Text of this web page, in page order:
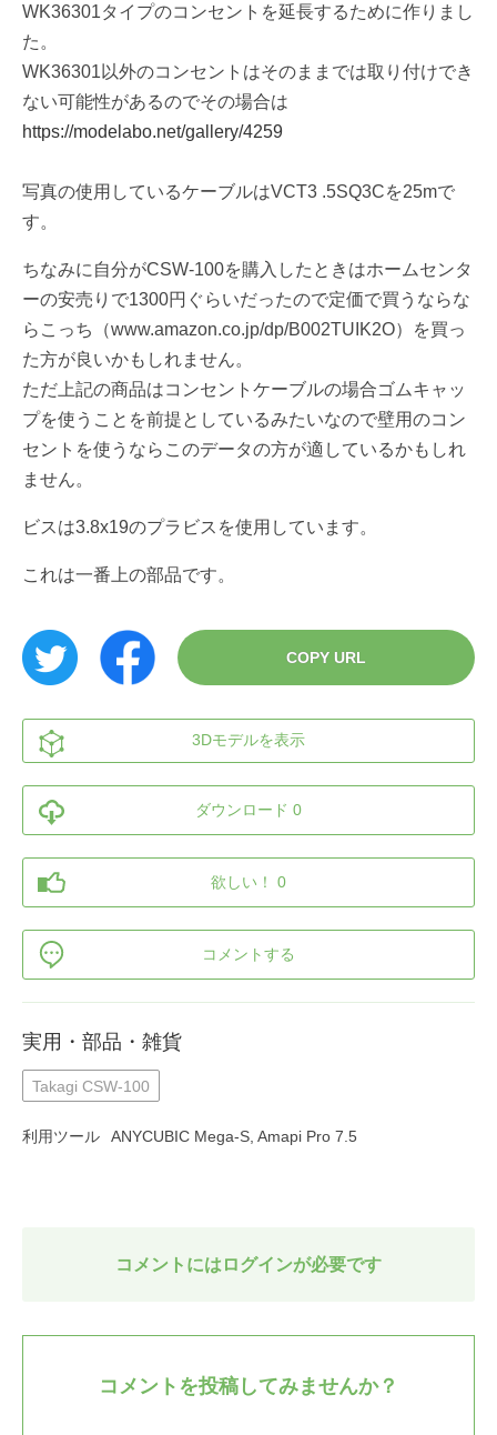
WK36301タイプのコンセントを延長するために作りまし
た。
WK36301以外のコンセントはそのままでは取り付けでき
ない可能性があるのでその場合は
https://modelabo.net/gallery/4259
写真の使用しているケーブルはVCT3 .5SQ3Cを25mで
す。
ちなみに自分がCSW-100を購入したときはホームセンタ
ーの安売りで1300円ぐらいだったので定価で買うならな
らこっち（www.amazon.co.jp/dp/B002TUIK2O）を買っ
た方が良いかもしれません。
ただ上記の商品はコンセントケーブルの場合ゴムキャッ
プを使うことを前提としているみたいなので壁用のコン
セントを使うならこのデータの方が適しているかもしれ
ません。
ビスは3.8x19のプラビスを使用しています。
これは一番上の部品です。
COPY URL
3Dモデルを表示
ダウンロード 0
欲しい！ 0
コメントする
実用・部品・雑貨
Takagi CSW-100
利用ツール ANYCUBIC Mega-S, Amapi Pro 7.5
コメントにはログインが必要です
コメントを投稿してみませんか？